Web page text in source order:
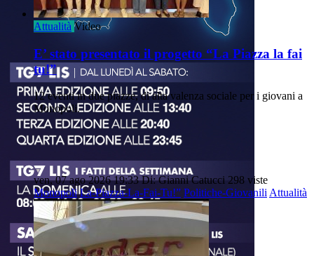
Attualità Video
E’ stato presentato il progetto “La Piazza la fai
tu!”
12 eventi in due piazze, di alta valenza sociale per i giovani a
Monopoli.
ven, 07 ago 2026 19:33 Di: Gianni Catucci 298 viste
Monopoli La-Piazza-La-Fai-Tu!” Politiche-Giovanili Attualità